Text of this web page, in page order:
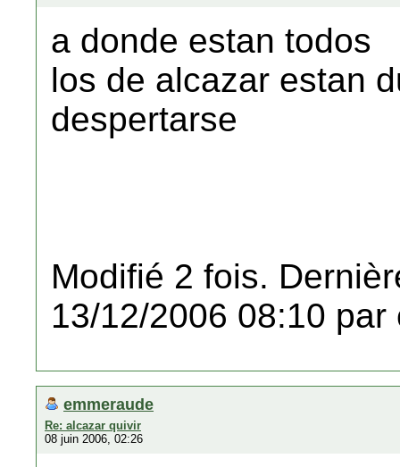
a donde estan todos
los de alcazar estan
despertarse
Modifié 2 fois.
13/12/2006 08:10 par
emmeraude
Re: alcazar quivir
08 juin 2006, 02:26